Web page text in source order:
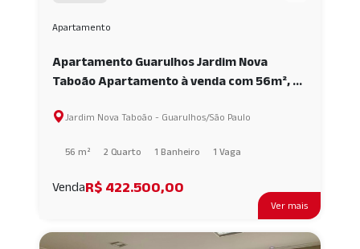
Ver mais
Apartamento
Apartamento Guarulhos Jardim Nova
Taboão Apartamento à venda com 56m², 2
Jardim Nova Taboão - Guarulhos/São Paulo
56 m² 2 Quarto 1 Banheiro 1 Vaga
VendaR$ 422.500,00